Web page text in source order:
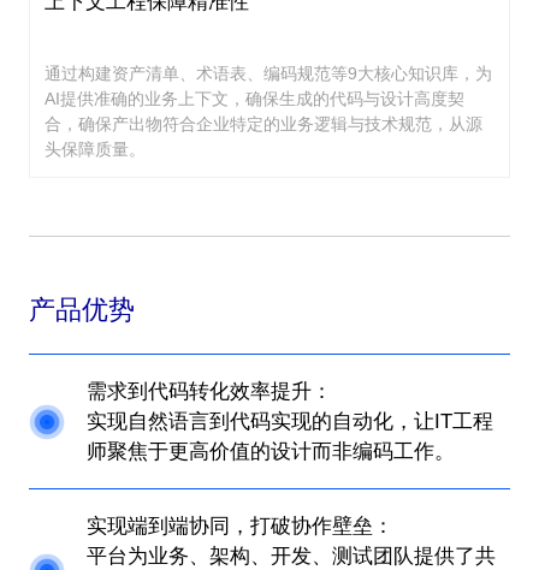
通过构建资产清单、术语表、编码规范等9大核心知识库，为
AI提供准确的业务上下文，确保生成的代码与设计高度契
合，确保产出物符合企业特定的业务逻辑与技术规范，从源
头保障质量。
产品优势
需求到代码转化效率提升：
实现自然语言到代码实现的自动化，让IT工程
师聚焦于更高价值的设计而非编码工作。
实现端到端协同，打破协作壁垒：
平台为业务、架构、开发、测试团队提供了共